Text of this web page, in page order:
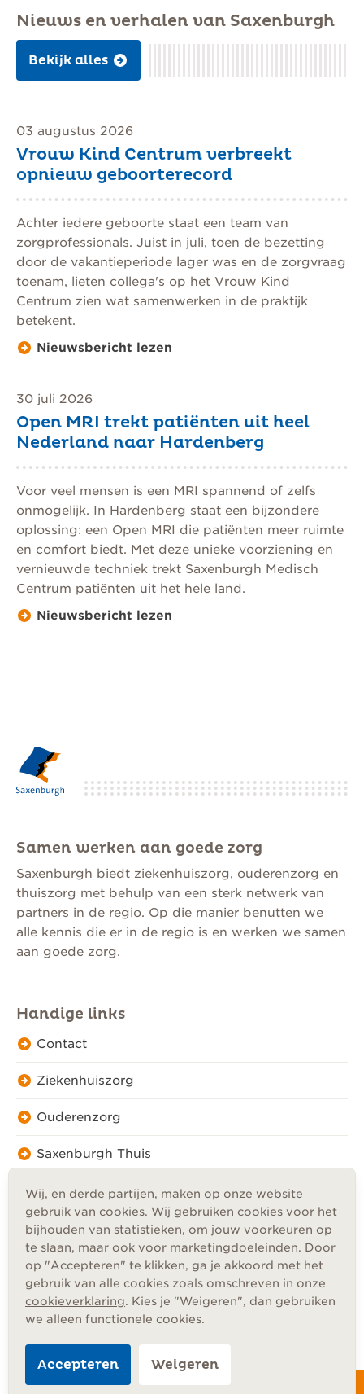
Wij, en derde partijen, maken op onze website
gebruik van cookies. Wij gebruiken cookies voor het
bijhouden van statistieken, om jouw voorkeuren op
te slaan, maar ook voor marketingdoeleinden. Door
op "Accepteren" te klikken, ga je akkoord met het
gebruik van alle cookies zoals omschreven in onze
cookieverklaring. Kies je "Weigeren", dan gebruiken
we alleen functionele cookies.
Accepteren Weigeren
Nieuws en verhalen van Saxenburgh
Bekijk alles
03 augustus 2026
Vrouw Kind Centrum verbreekt
opnieuw geboorterecord
Achter iedere geboorte staat een team van
zorgprofessionals. Juist in juli, toen de bezetting
door de vakantieperiode lager was en de zorgvraag
toenam, lieten collega's op het Vrouw Kind
Centrum zien wat samenwerken in de praktijk
betekent.
Nieuwsbericht lezen
30 juli 2026
Open MRI trekt patiënten uit heel
Nederland naar Hardenberg
Voor veel mensen is een MRI spannend of zelfs
onmogelijk. In Hardenberg staat een bijzondere
oplossing: een Open MRI die patiënten meer ruimte
en comfort biedt. Met deze unieke voorziening en
vernieuwde techniek trekt Saxenburgh Medisch
Centrum patiënten uit het hele land.
Nieuwsbericht lezen
Samen werken aan goede zorg
Saxenburgh biedt ziekenhuiszorg, ouderenzorg en
thuiszorg met behulp van een sterk netwerk van
partners in de regio. Op die manier benutten we
alle kennis die er in de regio is en werken we samen
aan goede zorg.
Handige links
Contact
Ziekenhuiszorg
Ouderenzorg
Saxenburgh Thuis
Privacy
Cookies
Disclaimer
Algemene voorwaarden